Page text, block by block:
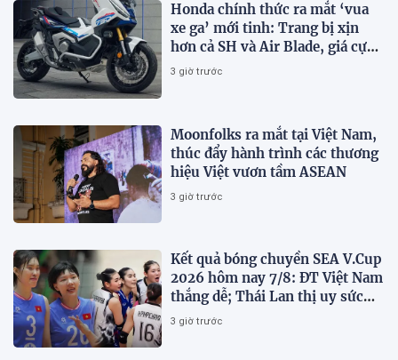
Honda chính thức ra mắt ‘vua
xe ga’ mới tinh: Trang bị xịn
hơn cả SH và Air Blade, giá cực
kỳ hấp dẫn
3 giờ trước
Moonfolks ra mắt tại Việt Nam,
thúc đẩy hành trình các thương
hiệu Việt vươn tầm ASEAN
3 giờ trước
Kết quả bóng chuyền SEA V.Cup
2026 hôm nay 7/8: ĐT Việt Nam
thắng dễ; Thái Lan thị uy sức
mạnh
3 giờ trước